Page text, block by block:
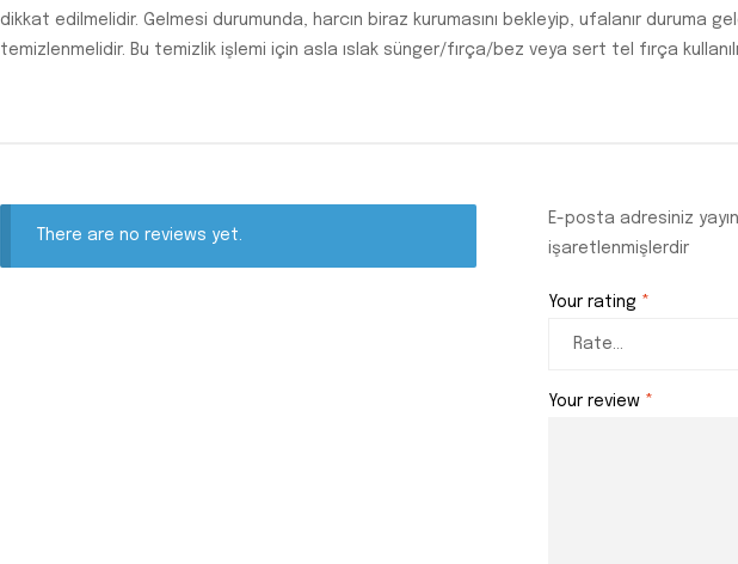
dikkat edilmelidir. Gelmesi durumunda, harcın biraz kurumasını bekleyip, ufalanır duruma
temizlenmelidir. Bu temizlik işlemi için asla ıslak sünger/fırça/bez veya sert tel fırça
There are no reviews yet.
E-posta adresiniz
işaretlenmişlerdir
Your rating *
Your review *